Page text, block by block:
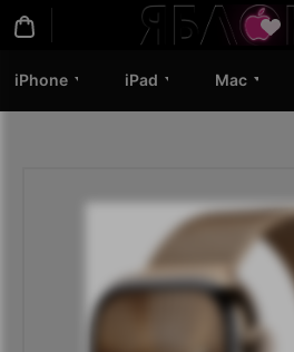
iPhone iPad Mac